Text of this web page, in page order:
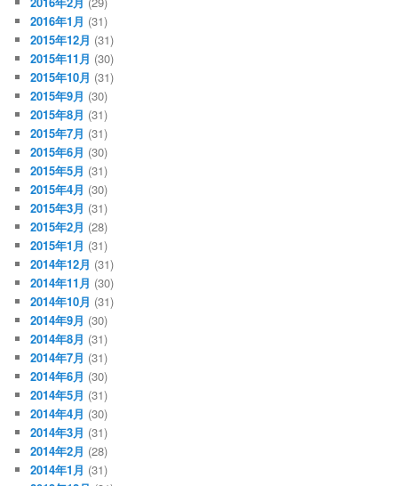
2016年1月 (31)
2015年12月 (31)
2015年11月 (30)
2015年10月 (31)
2015年9月 (30)
2015年8月 (31)
2015年7月 (31)
2015年6月 (30)
2015年5月 (31)
2015年4月 (30)
2015年3月 (31)
2015年2月 (28)
2015年1月 (31)
2014年12月 (31)
2014年11月 (30)
2014年10月 (31)
2014年9月 (30)
2014年8月 (31)
2014年7月 (31)
2014年6月 (30)
2014年5月 (31)
2014年4月 (30)
2014年3月 (31)
2014年2月 (28)
2014年1月 (31)